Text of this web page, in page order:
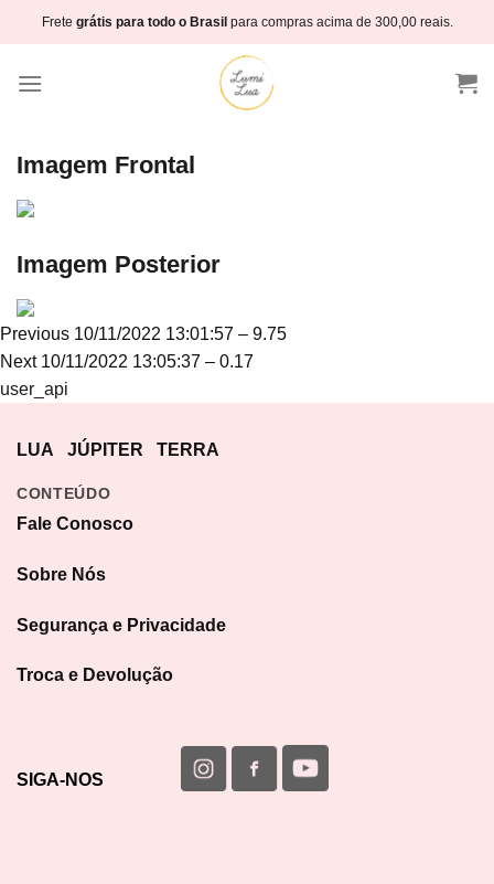
to
Frete grátis para todo o Brasilpara compras acima de 300,00 reais.
Imagem Frontal
Imagem Posterior
Navegação
de
Post
Previous Previous
post:
10/11/2022 13:01:57 – 9.75
Next Next
post:
10/11/2022 13:05:37 – 0.17
user_api
LUA JÚPITER TERRA
CONTEÚDO
Fale Conosco
Sobre Nós
Segurança e Privacidade
Troca e Devolução
SIGA-NOS